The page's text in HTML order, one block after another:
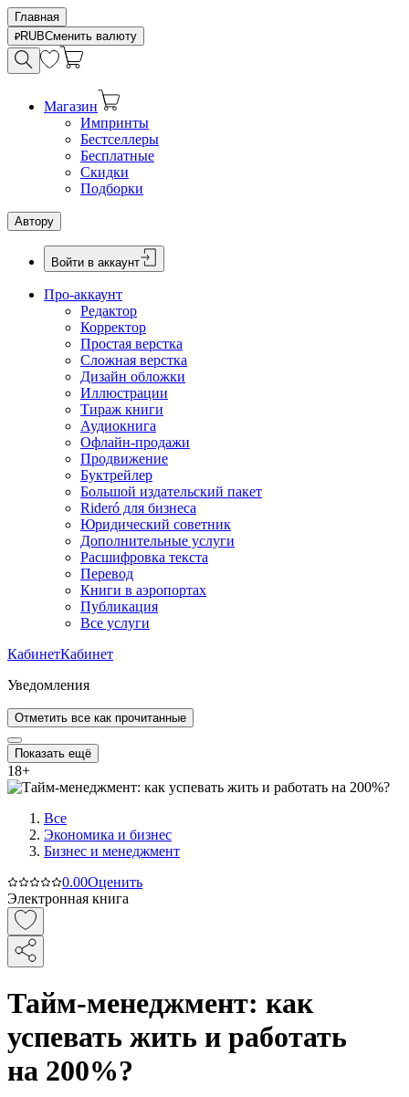
Главная
RUBСменить валюту
Магазин
Импринты
Бестселлеры
Бесплатные
Скидки
Подборки
Автору
Войти в аккаунт
Про-аккаунт
Редактор
Корректор
Простая верстка
Сложная верстка
Дизайн обложки
Иллюстрации
Тираж книги
Аудиокнига
Офлайн-продажи
Продвижение
Буктрейлер
Большой издательский пакет
Rideró для бизнеса
Юридический советник
Дополнительные услуги
Расшифровка текста
Перевод
Книги в аэропортах
Публикация
Все услуги
КабинетКабинет
Уведомления
Отметить все как прочитанные
Показать ещё
18+
Все
Экономика и бизнес
Бизнес и менеджмент
0.00Оценить
Электронная книга
Тайм-менеджмент: как
успевать жить и работать
на 200%?